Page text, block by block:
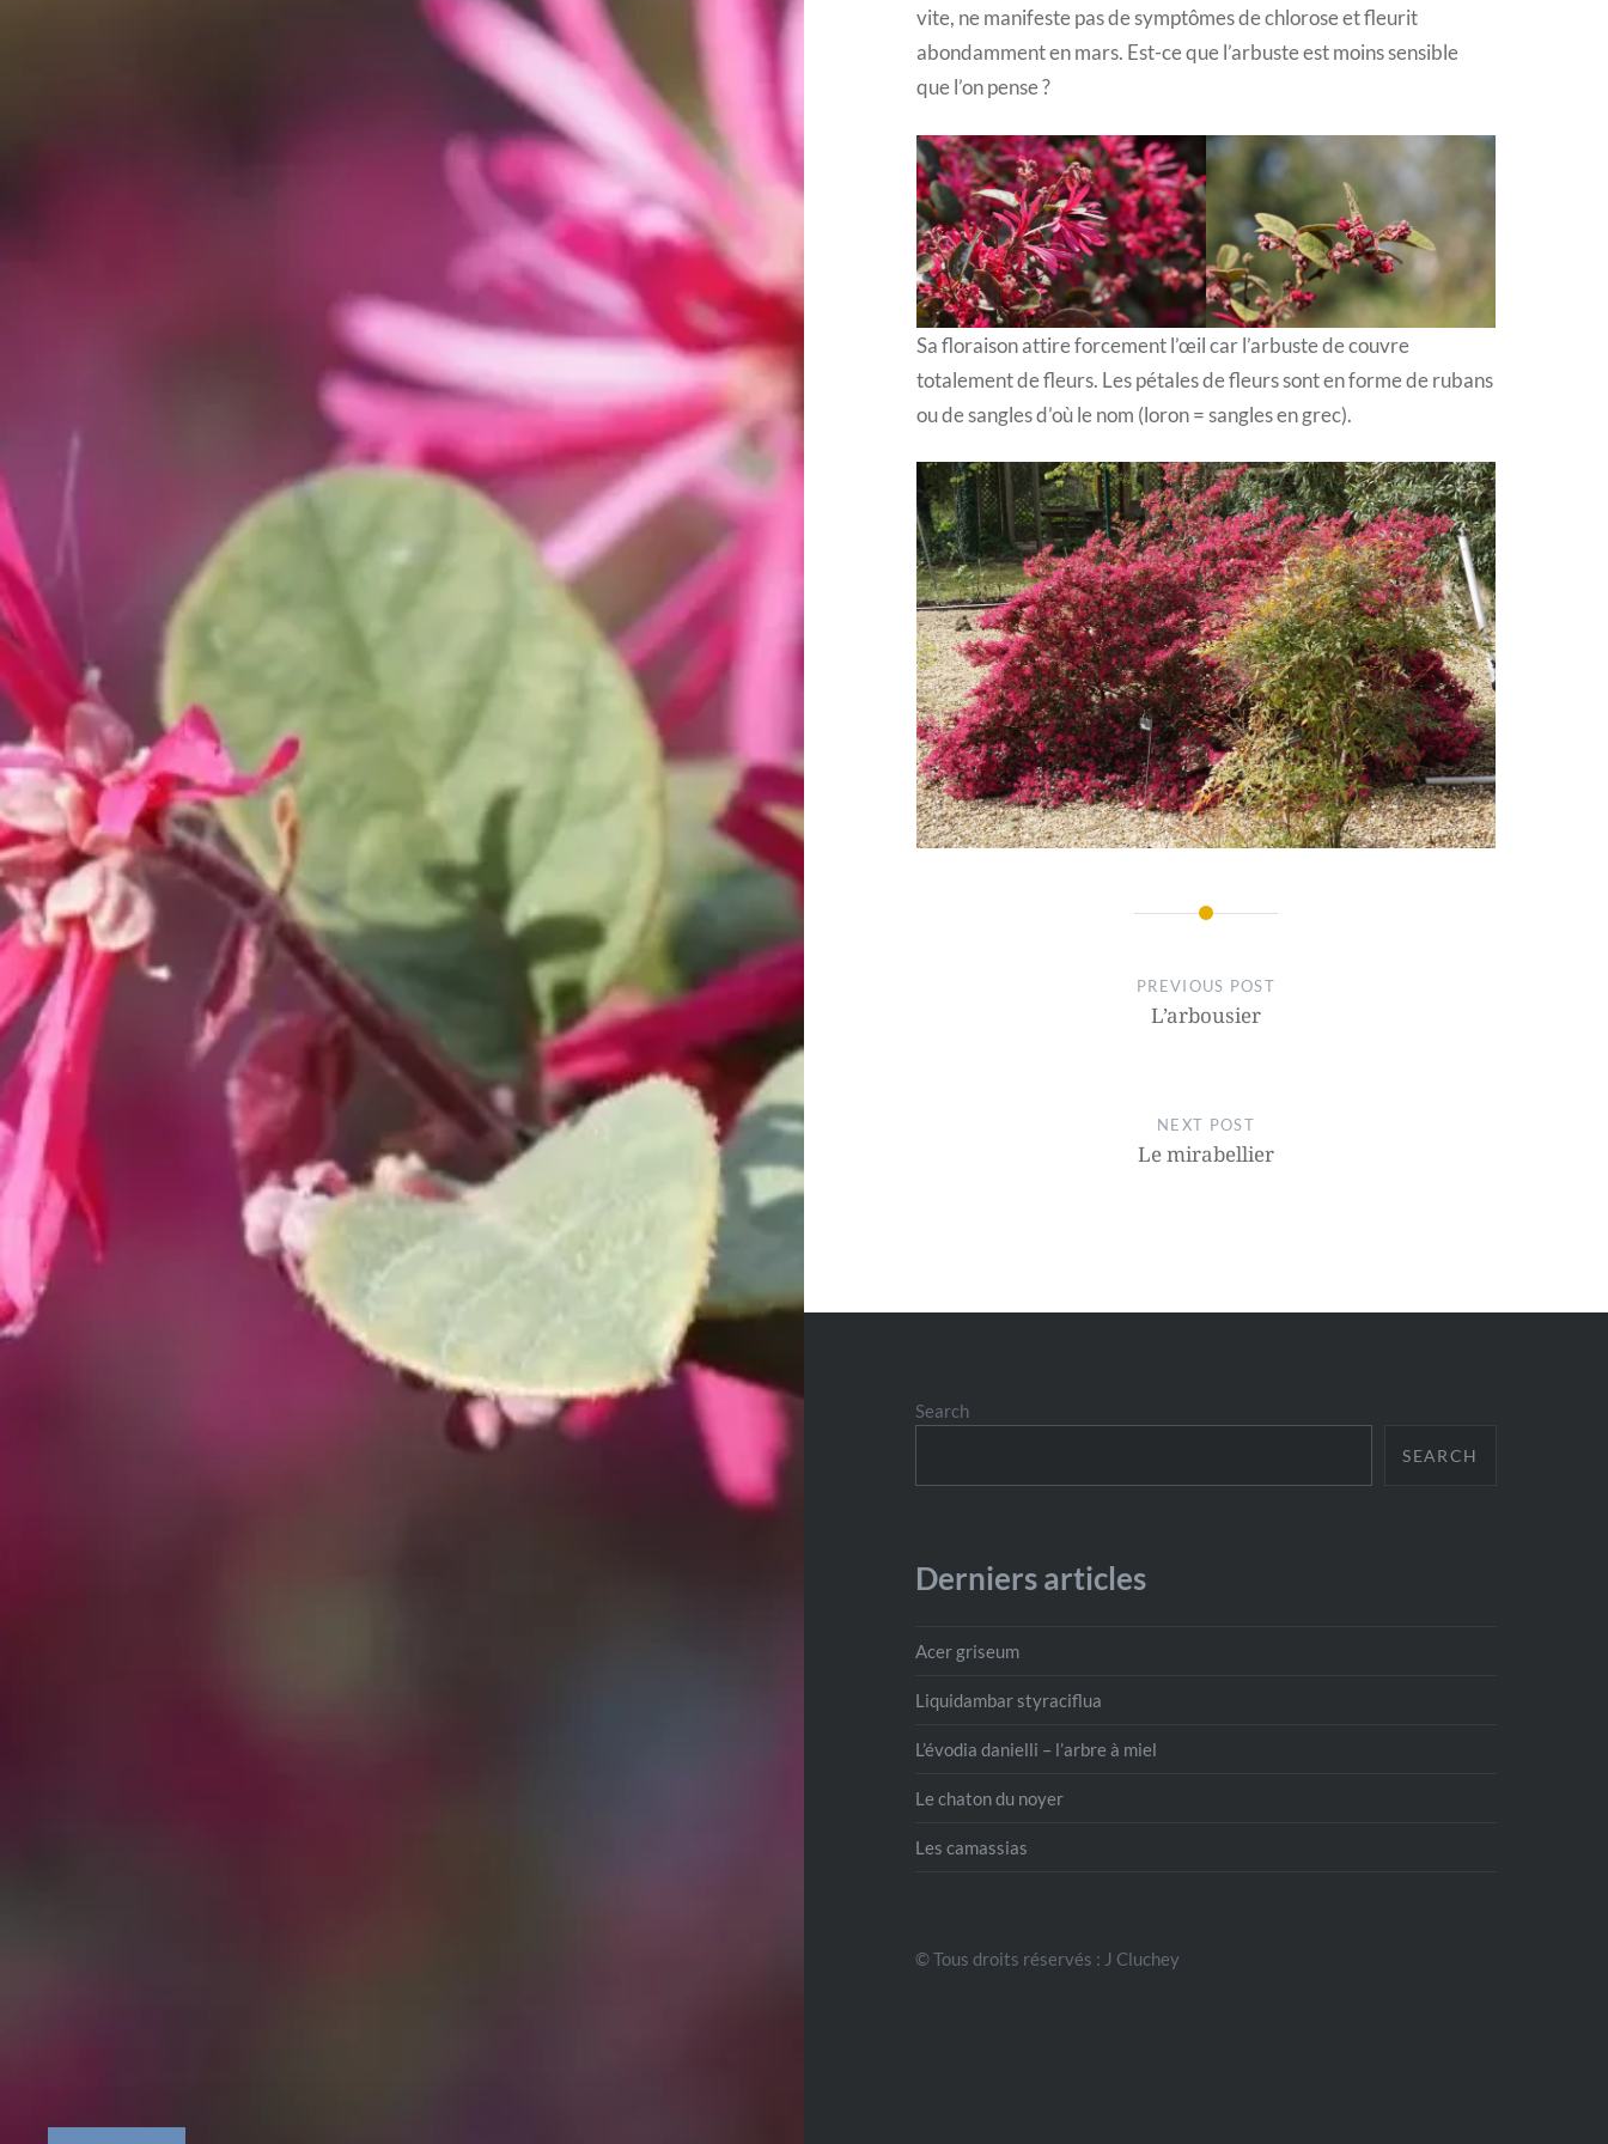
vite, ne manifeste pas de symptômes de chlorose et fleurit
abondamment en mars. Est-ce que l’arbuste est moins sensible
que l’on pense ?
Sa floraison attire forcement l’œil car l’arbuste de couvre
totalement de fleurs. Les pétales de fleurs sont en forme de rubans
ou de sangles d’où le nom (loron = sangles en grec).
Post
navigation
PREVIOUS POST
L’arbousier
NEXT POST
Le mirabellier
Search
SEARCH
Derniers articles
Acer griseum
Liquidambar styraciflua
L’évodia danielli – l’arbre à miel
Le chaton du noyer
Les camassias
© Tous droits réservés : J Cluchey